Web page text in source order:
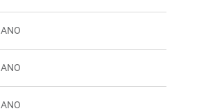
ANO
ANO
ANO